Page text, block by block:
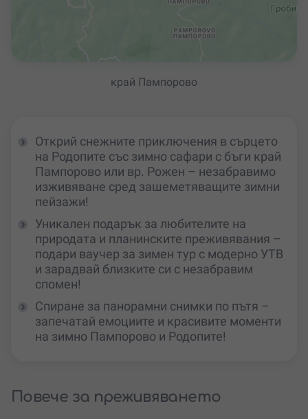
край Пампорово
Открий снежните приключения в сърцето
на Родопите със зимно сафари с бъги край
Пампорово или вр. Рожен – незабравимо
изживяване сред зашеметяващите зимни
пейзажи!
Уникален подарък за любителите на
природата и планинските преживявания –
подари ваучер за зимен тур с модерно УТВ
и зарадвай близките си с незабравим
спомен!
Спиране за панорамни снимки по пътя –
запечатай емоциите и красивите моменти
на зимно Пампорово и Родопите!
Повече за преживяването